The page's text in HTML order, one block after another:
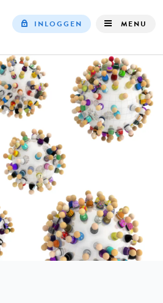
navigation
INLOGGEN MENU